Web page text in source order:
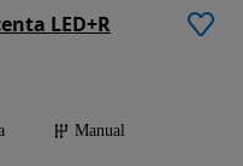
LED+R
Manual